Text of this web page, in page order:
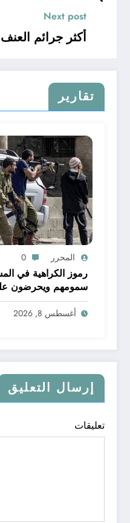
Next post
أكثر جرائم
تقارير
المحرر 0
رموز الكراهية في
سمومهم ويحرضون
الجرائم
أغسطس 8, 2026
إرسال التعليق
تعليقات